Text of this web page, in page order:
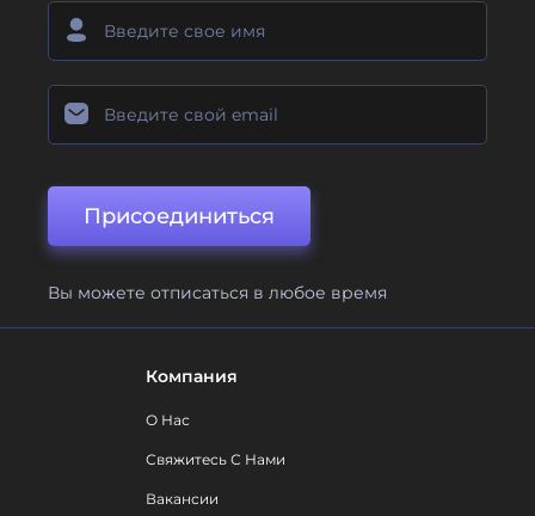
Присоединиться
Вы можете отписаться в любое время
Компания
О Нас
Свяжитесь С Нами
Вакансии